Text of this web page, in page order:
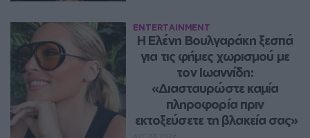
ENTERTAINMENT
Η Ελένη Βουλγαράκη ξεσπά
για τις φήμες χωρισμού με
τον Ιωαννίδη:
«Διασταυρώστε καμία
πληροφορία πριν
εκτοξεύσετε τη βλακεία σας»